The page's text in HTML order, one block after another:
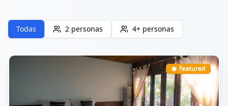
Todas 2 personas 4+ personas
featured